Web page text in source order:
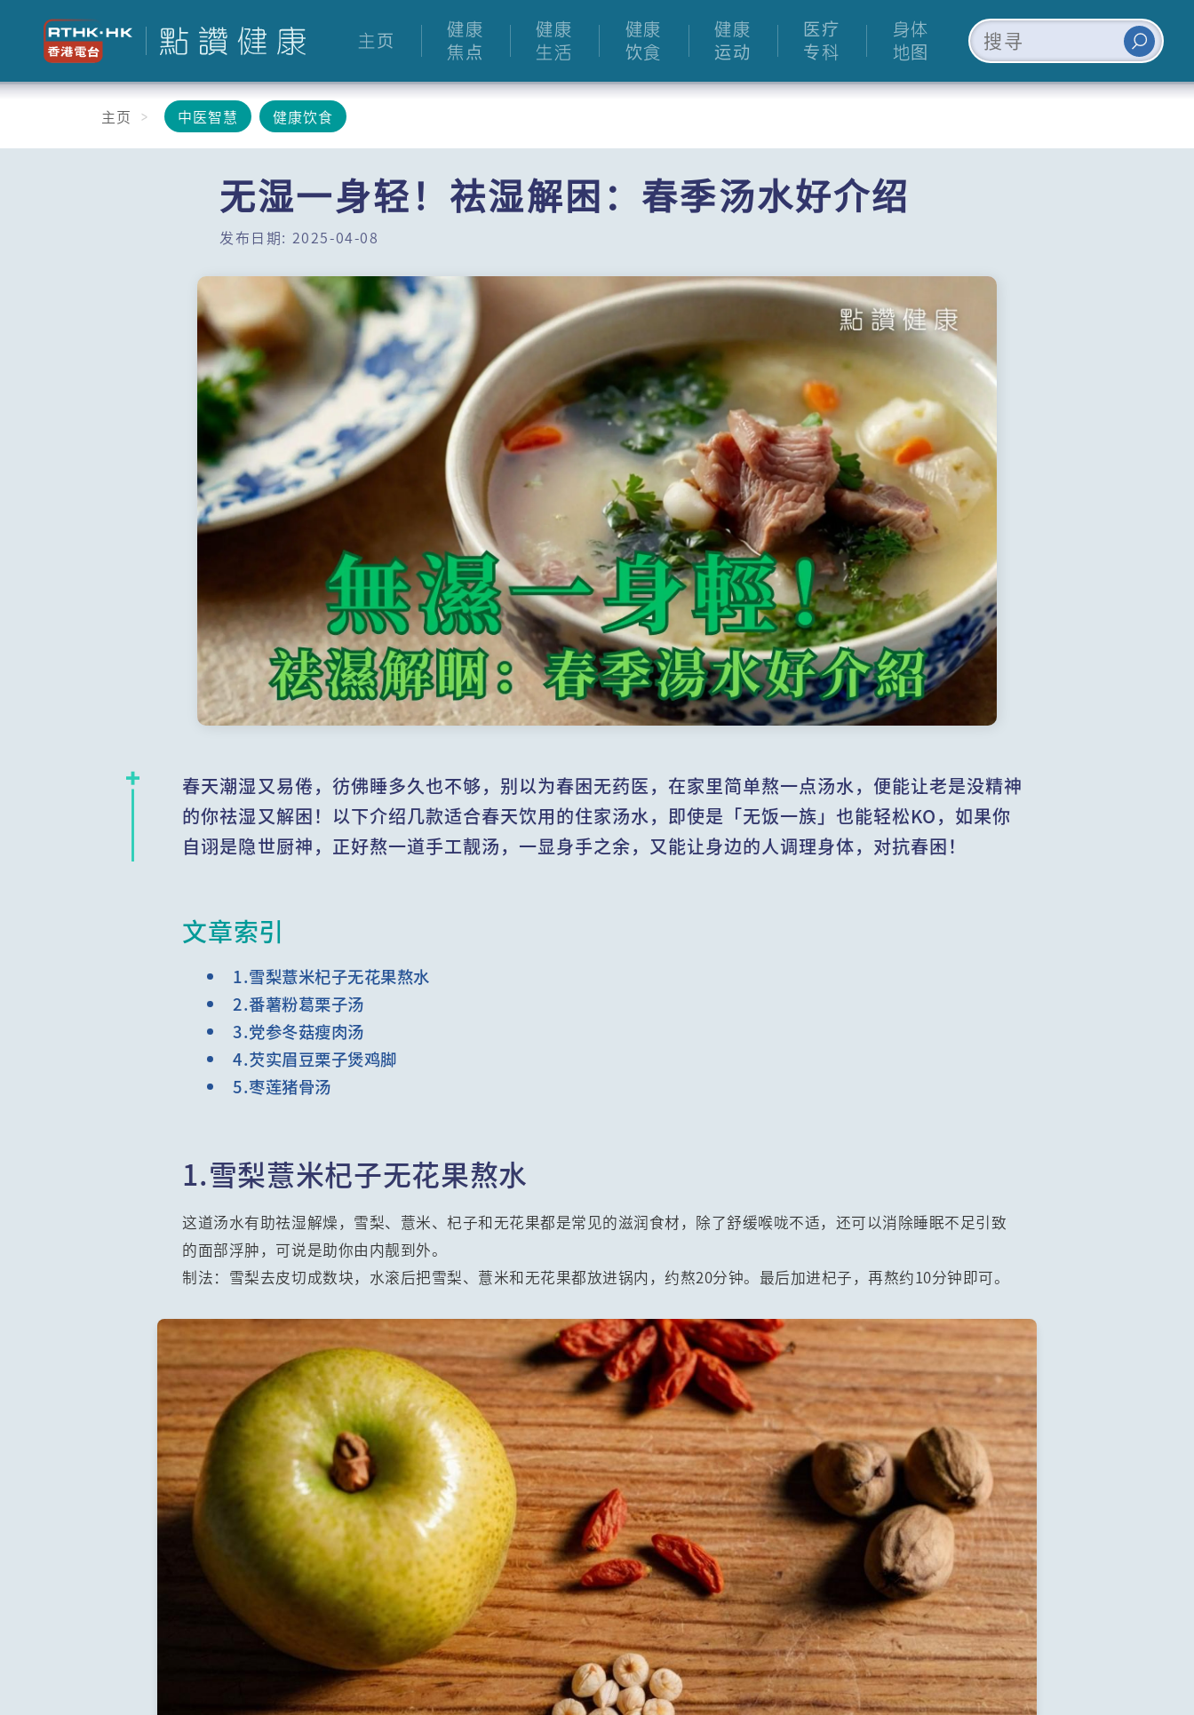
主页
健康
焦点
健康
生活
健康
饮食
健康
运动
医疗
专科
身体
地图
主页 中医智慧 健康饮食
无湿一身轻！祛湿解困：春季汤水好介绍
发布日期: 2025-04-08
春天潮湿又易倦，彷佛睡多久也不够，别以为春困无药医，在家里简单熬一点汤水，便能让老是没精神
的你祛湿又解困！以下介绍几款适合春天饮用的住家汤水，即使是「无饭一族」也能轻松KO，如果你
自诩是隐世厨神，正好熬一道手工靓汤，一显身手之余，又能让身边的人调理身体，对抗春困！
文章索引
1.雪梨薏米杞子无花果熬水
2.番薯粉葛栗子汤
3.党参冬菇瘦肉汤
4.芡实眉豆栗子煲鸡脚
5.枣莲猪骨汤
1.雪梨薏米杞子无花果熬水
这道汤水有助祛湿解燥，雪梨、薏米、杞子和无花果都是常见的滋润食材，除了舒缓喉咙不适，还可以消除睡眠不足引致
的面部浮肿，可说是助你由内靓到外。
制法：雪梨去皮切成数块，水滚后把雪梨、薏米和无花果都放进锅内，约熬20分钟。最后加进杞子，再熬约10分钟即可。